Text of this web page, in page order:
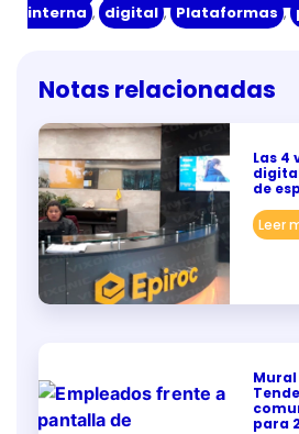
interna , digital , Plataformas ,
Notas relacionadas
Las 4
de
Leer
para